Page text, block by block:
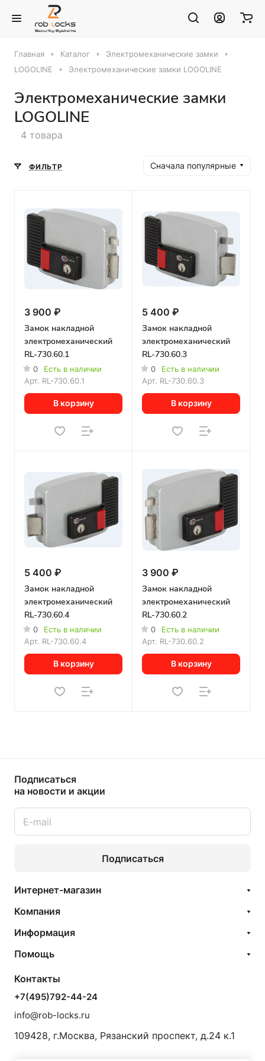
Главная Каталог
Электромеханические замки
LOGOLINE
Электромеханические замки LOGOLINE
Электромеханические замки
LOGOLINE
4 товара
ФИЛЬТР Сначала популярные
3 900 ₽
Замок накладной
электромеханический
RL-730.60.1
0
Есть в наличии
Арт. RL-730.60.1
В корзину
5 400 ₽
Замок накладной
электромеханический
RL-730.60.3
0
Есть в наличии
Арт. RL-730.60.3
В корзину
5 400 ₽
Замок накладной
электромеханический
RL-730.60.4
0
Есть в наличии
Арт. RL-730.60.4
В корзину
3 900 ₽
Замок накладной
электромеханический
RL-730.60.2
0
Есть в наличии
Арт. RL-730.60.2
В корзину
Подписаться
на новости и акции
Подписаться
Интернет-магазин
Компания
Информация
Помощь
Контакты
+7(495)792-44-24
info@rob-locks.ru
109428, г.Москва, Рязанский проспект, д.24 к.1